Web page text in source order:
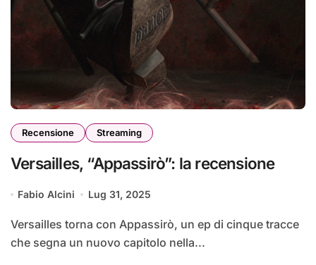
Recensione Streaming
Versailles, “Appassirò”: la recensione
Fabio Alcini Lug 31, 2025
Versailles torna con Appassirò, un ep di cinque tracce
che segna un nuovo capitolo nella...